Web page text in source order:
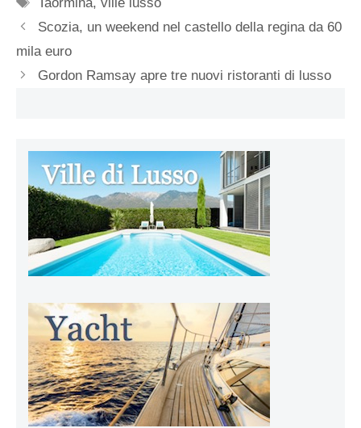
Scozia, un weekend nel castello della regina da 60
mila euro
Gordon Ramsay apre tre nuovi ristoranti di lusso